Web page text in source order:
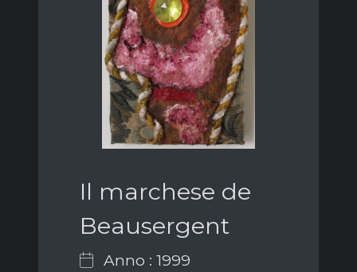
Il marchese de
Beausergent
Anno : 1999